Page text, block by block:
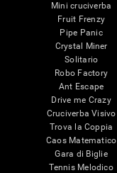
Mini cruciverba
Fruit Frenzy
Pipe Panic
Crystal Miner
Solitario
Robo Factory
Ant Escape
Drive me Crazy
Cruciverba Visivo
Trova la Coppia
Caos Matematico
Gara di Biglie
Tennis Melodico